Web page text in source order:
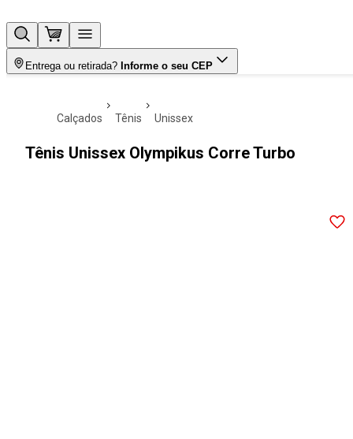
Entrega ou retirada? Informe o seu CEP
calçados tênis unissex
Tênis Unissex Olympikus Corre Turbo